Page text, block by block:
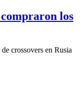
los
crossovers en Rusia